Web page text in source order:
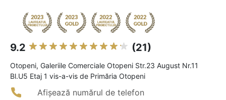
9.2 (21)
Otopeni, Galeriile Comerciale Otopeni Str.23 August Nr.11
Bl.U5 Etaj 1 vis-a-vis de Primăria Otopeni
Afișează numărul de telefon